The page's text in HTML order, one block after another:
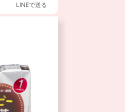
LINEで送る